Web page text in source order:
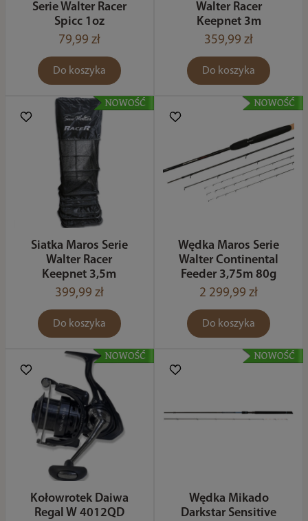
Serie Walter Racer
Spicc 1oz
79,99 zł
Do koszyka
Walter Racer
Keepnet 3m
359,99 zł
Do koszyka
Siatka Maros Serie
Walter Racer
Keepnet 3,5m
399,99 zł
Do koszyka
Wędka Maros Serie
Walter Continental
Feeder 3,75m 80g
2 299,99 zł
Do koszyka
Kołowrotek Daiwa
Regal W 4012QD
Wędka Mikado
Darkstar Sensitive